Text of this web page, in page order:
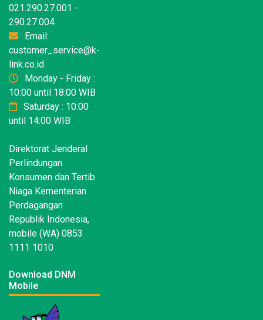
021.290.27.001 -
290.27.004
Email:
customer_service@k-
link.co.id
Monday - Friday :
10:00 until 18:00 WIB
Saturday : 10:00
until 14:00 WIB
Direktorat Jenderal
Perlindungan
Konsumen dan Tertib
Niaga Kementerian
Perdagangan
Republik Indonesia,
mobile (WA) 0853
1111 1010
Download DNM
Mobile